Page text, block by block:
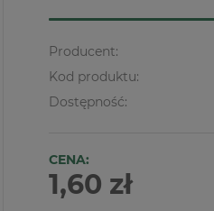
Producent:
Kod produktu:
Dostępność:
CENA:
1,60 zł